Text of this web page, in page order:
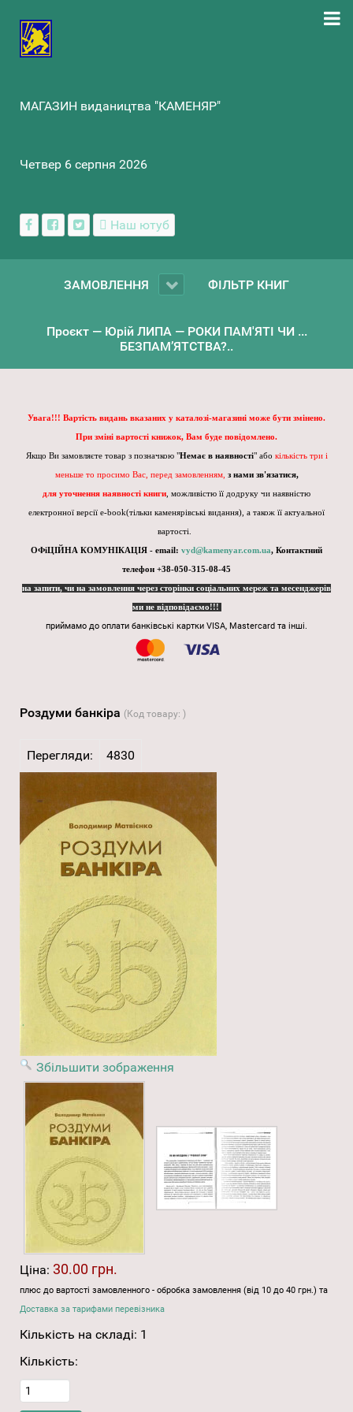
МАГАЗИН видаництва "КАМЕНЯР"
Четвер 6 серпня 2026
Наш ютуб
ЗАМОВЛЕННЯ ФІЛЬТР КНИГ
Проєкт — Юрій ЛИПА — РОКИ ПАМ'ЯТІ ЧИ ...
БЕЗПАМ’ЯТСТВА?..
Увага!!! Вартість видань вказаних у каталозі-магазині може бути змінено.
При зміні вартості книжок, Вам буде повідомлено.
Якщо Ви замовляєте товар з позначкою "Немає в наявності" або кількість три і
меньше то просимо Вас, перед замовленням, з нами зв'язатися,
для уточнення наявності книги , можливістю її додруку чи наявністю
електронної версії e-book(тільки каменярівські видання), а також її актуальної
вартості.
ОФіЦІЙНА КОМУНІКАЦІЯ - email: vyd@kamenyar.com.ua, Контактний
телефон +38-050-315-08-45
на запити, чи на замовлення через сторінки соціальних мереж та месенджерів
ми не відповідаємо!!!
приймамо до оплати банківські картки VISA, Mastercard та інші.
Роздуми банкіра (Код товару: )
Перегляди: 4830
Збільшити зображення
Ціна: 30.00 грн.
плюс до вартості замовленного - обробка замовлення (від 10 до 40 грн.) та
Доставка за тарифами перевізника
Кількість на складі: 1
Кількість: